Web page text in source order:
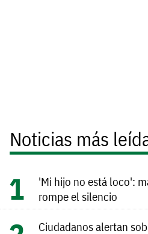
Noticias más
'Mi hijo no está loco':
rompe el silencio
Ciudadanos alertan